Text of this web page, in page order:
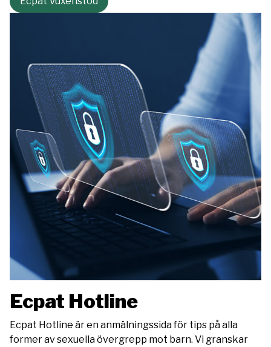
Ecpat Hotline
Ecpat Hotline är en anmälningssida för tips på alla
former av sexuella övergrepp mot barn. Vi granskar